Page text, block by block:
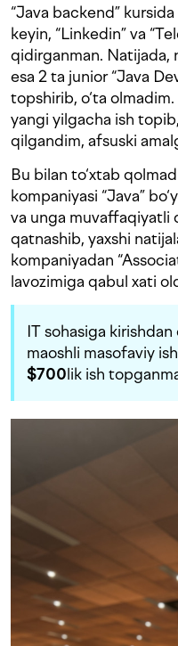
“Java backend”
keyin, “Linkedin” va
qidirganman. Natijada,
esa 2 ta junior “Java
topshirib, o‘ta
yangi yilgacha ish
qilgandim, afsuski
Bu bilan to‘xtab
kompaniyasi “Java”
va unga muvaffaqiyatli
qatnashib, yaxshi
kompaniyadan
lavozimiga qabul xati
IT sohasiga
maoshli masofaviy
$700lik ish